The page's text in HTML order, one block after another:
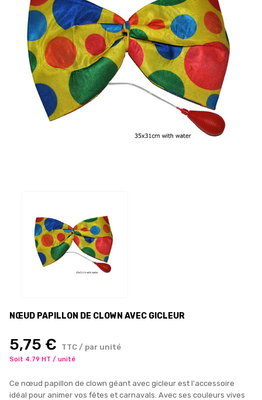
NŒUD PAPILLON DE CLOWN AVEC GICLEUR
5,75 € TTC / par unité
Soit 4.79 HT / unité
Ce nœud papillon de clown géant avec gicleur est l'accessoire
idéal pour animer vos fêtes et carnavals. Avec ses couleurs vives